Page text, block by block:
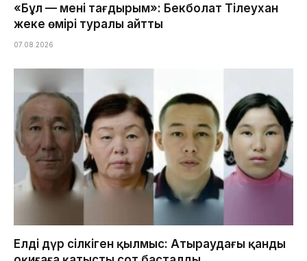
«Бұл — менің тағдырым»: Бекболат Тілеухан
жеке өмірі туралы айтты
07.08.2026
Елді дүр сілкіген қылмыс: Атыраудағы қанды